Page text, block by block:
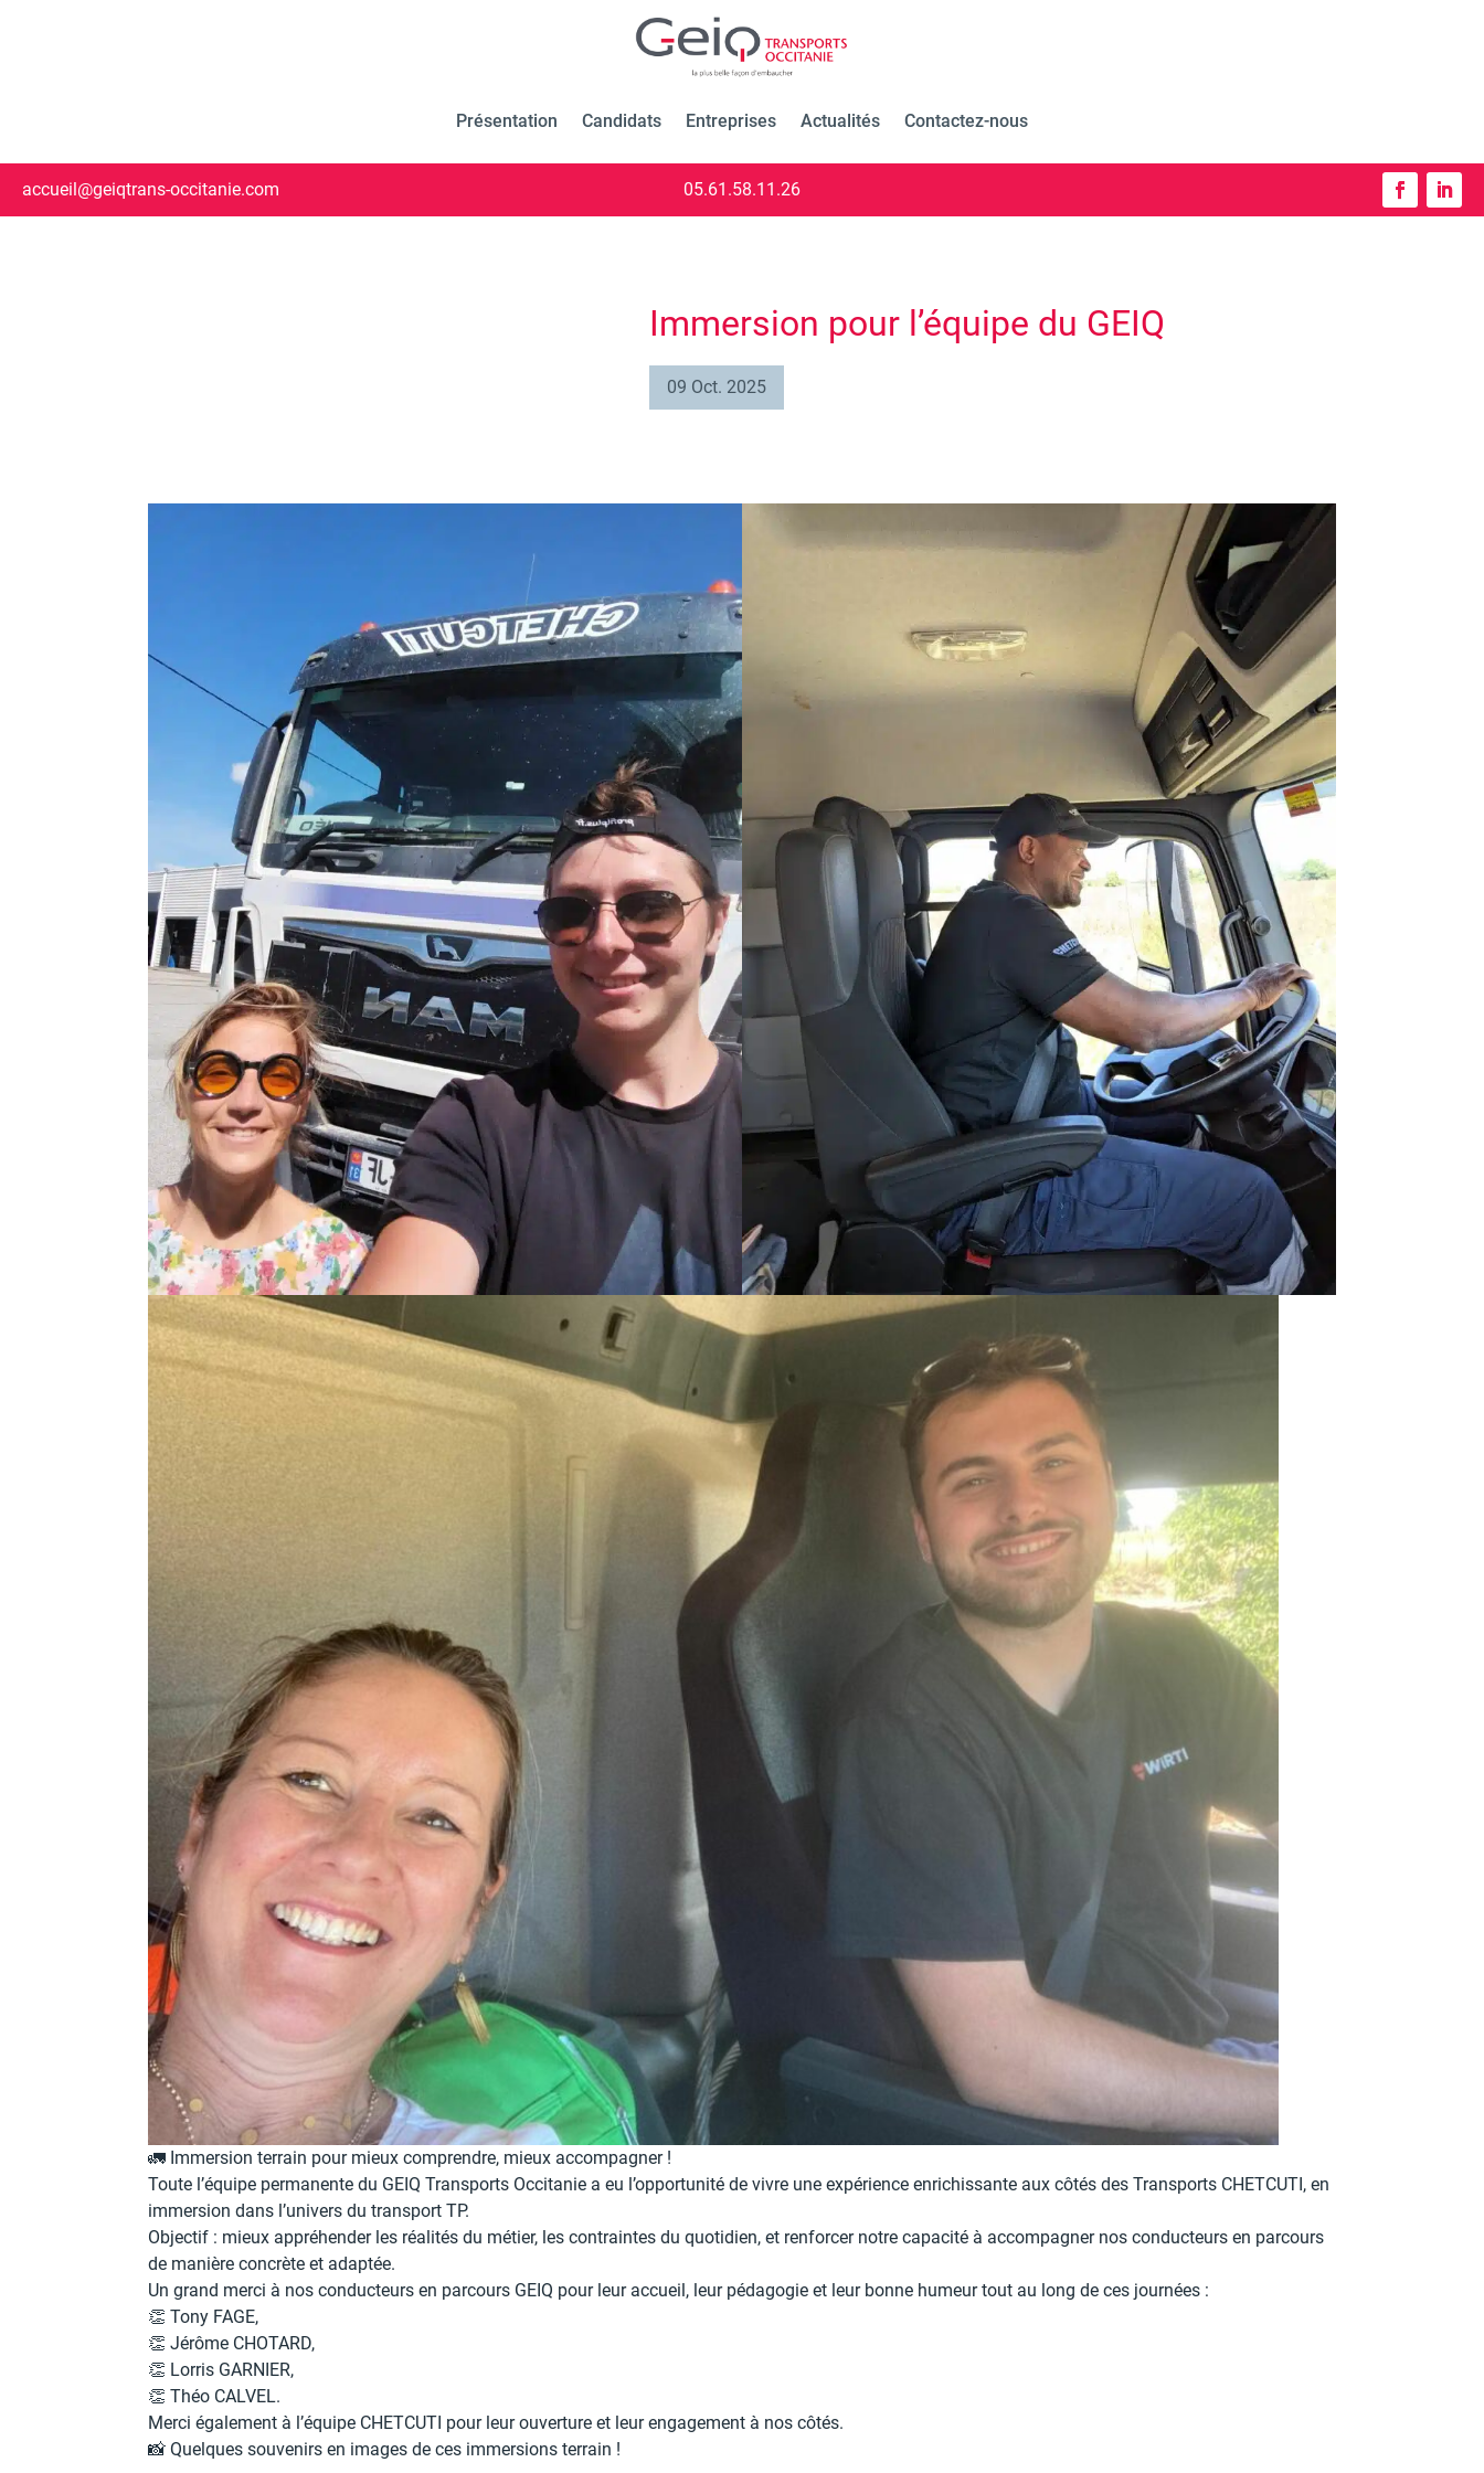
Présentation Candidats Entreprises Actualités Contactez-nous
accueil@geiqtrans-occitanie.com 05.61.58.11.26
Immersion pour l’équipe du GEIQ
09 Oct. 2025
🚛 Immersion terrain pour mieux comprendre, mieux accompagner !
Toute l’équipe permanente du GEIQ Transports Occitanie a eu l’opportunité de vivre une expérience enrichissante aux côtés des Transports CHETCUTI, en
immersion dans l’univers du transport TP.
Objectif : mieux appréhender les réalités du métier, les contraintes du quotidien, et renforcer notre capacité à accompagner nos conducteurs en parcours
de manière concrète et adaptée.
Un grand merci à nos conducteurs en parcours GEIQ pour leur accueil, leur pédagogie et leur bonne humeur tout au long de ces journées :
👏 Tony FAGE,
👏 Jérôme CHOTARD,
👏 Lorris GARNIER,
👏 Théo CALVEL.
Merci également à l’équipe CHETCUTI pour leur ouverture et leur engagement à nos côtés.
📸 Quelques souvenirs en images de ces immersions terrain !